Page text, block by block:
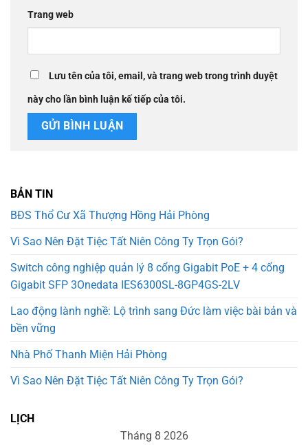
Trang web
Lưu tên của tôi, email, và trang web trong trình duyệt
này cho lần bình luận kế tiếp của tôi.
BẢN TIN
BĐS Thổ Cư Xã Thượng Hồng Hải Phòng
Vì Sao Nên Đặt Tiệc Tất Niên Công Ty Trọn Gói?
Switch công nghiệp quản lý 8 cổng Gigabit PoE + 4 cổng
Gigabit SFP 3Onedata IES6300SL-8GP4GS-2LV
Lao động lành nghề: Lộ trình sang Đức làm việc bài bản và
bền vững
Nhà Phố Thanh Miện Hải Phòng
Vì Sao Nên Đặt Tiệc Tất Niên Công Ty Trọn Gói?
LỊCH
Tháng 8 2026